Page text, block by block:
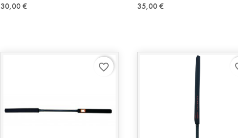
30,00 € 35,00 €
favorite_border